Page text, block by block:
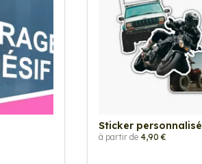
Sticker personnalisé
à partir de 4,90 €